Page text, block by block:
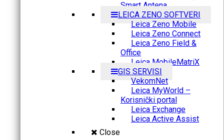
Smart Antena
LEICA ZENO SOFTVERI
Leica Zeno Mobile
Leica Zeno Connect
Leica Zeno Field &
Office
Leica MobileMatriX
GIS SERVISI
VekomNet
Leica MyWorld –
Korisnički portal
Leica Exchange
Leica Active Assist
Close